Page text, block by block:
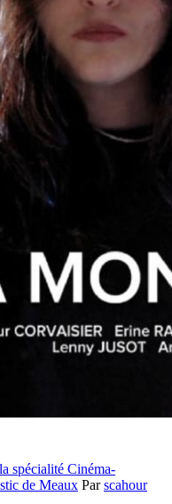
spécialité Cinéma-
de Meaux Parscahour